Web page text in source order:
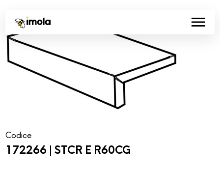
Codice
172266 | STCR E R60CG